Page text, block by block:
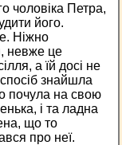
чоловіка Петра,
його.
Ніжно
невже це
а їй досі не
знайшла
почула на свою
і та ладна
що то
про неї.